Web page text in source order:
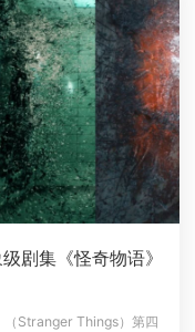
剧集《怪奇物语》
（Stranger Things）第四